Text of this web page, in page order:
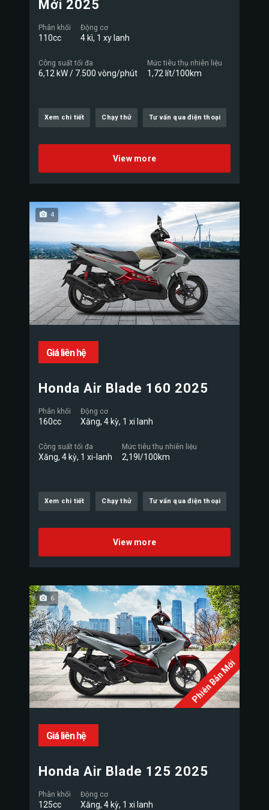
Mới 2025
Phân khối
110cc
Động cơ
4 kì, 1 xy lanh
Công suất tối đa
6,12 kW / 7.500 vòng/phút
Mức tiêu thụ nhiên liệu
1,72 lít/100km
Xem chi tiết Chạy thử Tư vấn qua điện thoại
View more
4
Giá liên hệ
Honda Air Blade 160 2025
Phân khối
160cc
Động cơ
Xăng, 4 kỳ, 1 xi lanh
Công suất tối đa
Xăng, 4 kỳ, 1 xi-lanh
Mức tiêu thụ nhiên liệu
2,19l/100km
Xem chi tiết Chạy thử Tư vấn qua điện thoại
View more
Phiên Bản Mới
6
Giá liên hệ
Honda Air Blade 125 2025
Phân khối
125cc
Động cơ
Xăng, 4 kỳ, 1 xi lanh